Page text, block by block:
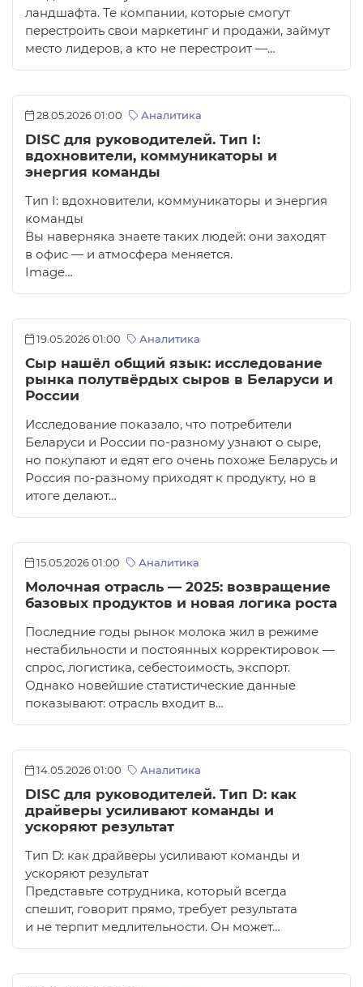
ландшафта. Те компании, которые смогут
перестроить свои маркетинг и продажи, займут
место лидеров, а кто не перестроит —…
28.05.2026 01:00 Аналитика
DISC для руководителей. Тип I:
вдохновители, коммуникаторы и
энергия команды
Тип I: вдохновители, коммуникаторы и энергия
команды
Вы наверняка знаете таких людей: они заходят
в офис — и атмосфера меняется.
Image…
19.05.2026 01:00 Аналитика
Сыр нашёл общий язык: исследование
рынка полутвёрдых сыров в Беларуси и
России
Исследование показало, что потребители
Беларуси и России по-разному узнают о сыре,
но покупают и едят его очень похоже Беларусь и
Россия по-разному приходят к продукту, но в
итоге делают…
15.05.2026 01:00 Аналитика
Молочная отрасль — 2025: возвращение
базовых продуктов и новая логика роста
Последние годы рынок молока жил в режиме
нестабильности и постоянных корректировок —
спрос, логистика, себестоимость, экспорт.
Однако новейшие статистические данные
показывают: отрасль входит в…
14.05.2026 01:00 Аналитика
DISC для руководителей. Тип D: как
драйверы усиливают команды и
ускоряют результат
Тип D: как драйверы усиливают команды и
ускоряют результат
Представьте сотрудника, который всегда
спешит, говорит прямо, требует результата
и не терпит медлительности. Он может…